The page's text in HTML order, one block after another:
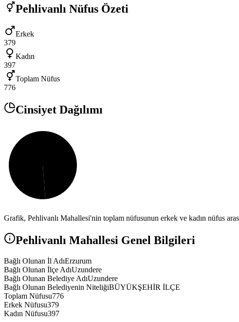
Pehlivanlı Nüfus Özeti
Erkek
379
Kadın
397
Toplam Nüfus
776
Cinsiyet Dağılımı
Grafik, Pehlivanlı Mahallesi'nin toplam nüfusunun erkek ve kadın nüfus
Pehlivanlı Mahallesi Genel Bilgileri
Bağlı Olunan İl AdıErzurum
Bağlı Olunan İlçe AdıUzundere
Bağlı Olunan Belediye AdıUzundere
Bağlı Olunan Belediyenin NiteliğiBÜYÜKŞEHİR İLÇE
Toplam Nüfusu776
Erkek Nüfusu379
Kadın Nüfusu397